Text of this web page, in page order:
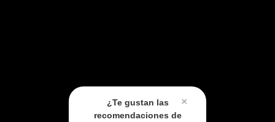
×
¿Te gustan las
recomendaciones de